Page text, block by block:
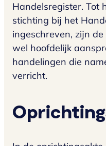
Handelsregister. Tot
stichting bij het
ingeschreven, zijn
wel hoofdelijk
handelingen die
verricht.